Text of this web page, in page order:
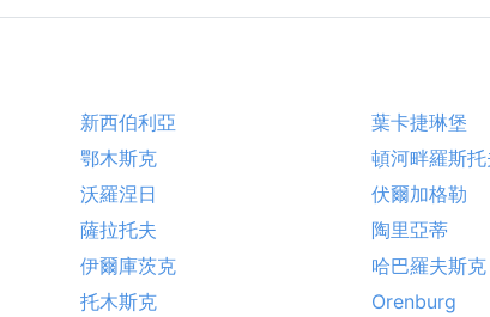
新西伯利亞
葉卡捷琳堡
鄂木斯克
頓河畔羅斯托
沃羅涅日
伏爾加格勒
薩拉托夫
陶里亞蒂
伊爾庫茨克
哈巴羅夫斯克
托木斯克 Orenburg